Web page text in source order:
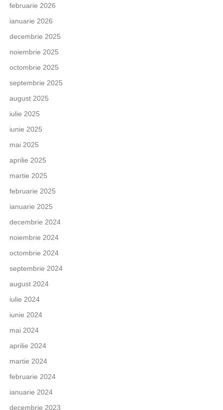
februarie 2026
ianuarie 2026
decembrie 2025
noiembrie 2025
octombrie 2025
septembrie 2025
august 2025
iulie 2025
iunie 2025
mai 2025
aprilie 2025
martie 2025
februarie 2025
ianuarie 2025
decembrie 2024
noiembrie 2024
octombrie 2024
septembrie 2024
august 2024
iulie 2024
iunie 2024
mai 2024
aprilie 2024
martie 2024
februarie 2024
ianuarie 2024
decembrie 2023